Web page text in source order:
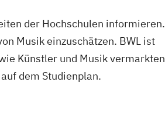
der Hochschulen informieren.
Musik einzuschätzen. BWL ist
Künstler und Musik vermarkten
dem Studienplan.